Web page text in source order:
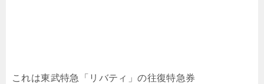
これは東武特急「リバティ」の往復特急券